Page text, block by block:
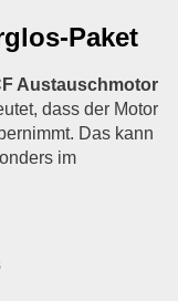
Paket
Austauschmotor
dass der Motor
Das kann
im